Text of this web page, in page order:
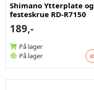
Shimano Ytterplate og
festeskrue RD-R7150
189,-
På lager
På lager